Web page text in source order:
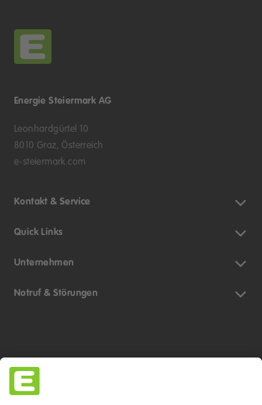
Energie Steiermark AG
Leonhardgürtel 10
8010 Graz, Österreich
e-steiermark.com
Kontakt & Service
Quick Links
Unternehmen
Notruf & Störungen